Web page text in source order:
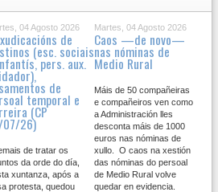
04 Agosto 2026
de
(esc. sociais
pers. aux.
de
temporal e
(CP
07/26)
de tratar os
da orde do día,
xuntanza, após a
protesta, quedou
Martes, 04 Agosto 2026
Caos —de novo—
nas nóminas de
Medio Rural
Máis de 50 compañeiras
e compañeiros ven como
a Administración lles
desconta máis de 1000
euros nas nóminas de
xullo. O caos na xestión
das nóminas do persoal
de Medio Rural volve
quedar en evidencia.